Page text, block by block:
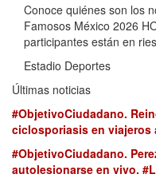
Conoce quiénes son los
Famosos México 2026
participantes están en
Estadio Deportes
Últimas noticias
#ObjetivoCiudadano.
ciclosporiasis en viajeros
#ObjetivoCiudadano.
autolesionarse en vivo.